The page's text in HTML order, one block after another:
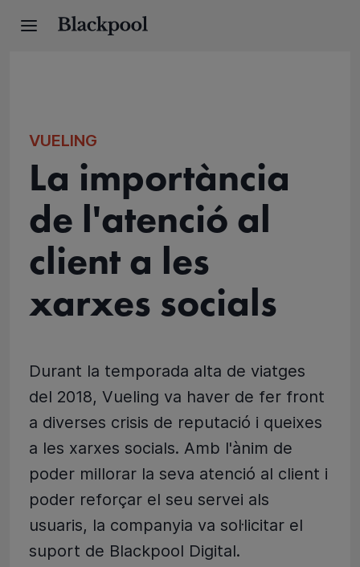
VUELING
La importància
de l'atenció al
client a les
xarxes socials
Durant la temporada alta de viatges
del 2018, Vueling va haver de fer front
a diverses crisis de reputació i queixes
a les xarxes socials. Amb l'ànim de
poder millorar la seva atenció al client i
poder reforçar el seu servei als
usuaris, la companyia va sol·licitar el
suport de Blackpool Digital.